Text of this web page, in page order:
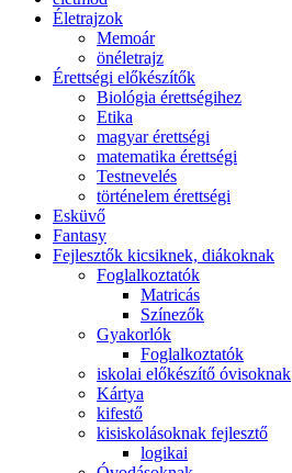
Életrajzok
Memoár
önéletrajz
Érettségi előkészítők
Biológia érettségihez
Etika
magyar érettségi
matematika érettségi
Testnevelés
történelem érettségi
Esküvő
Fantasy
Fejlesztők kicsiknek, diákoknak
Foglalkoztatók
Matricás
Színezők
Gyakorlók
Foglalkoztatók
iskolai előkészítő óvisoknak
Kártya
kifestő
kisiskolásoknak fejlesztő
logikai